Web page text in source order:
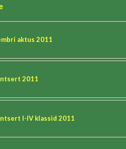
aktus 2011
2011
I-IV klassid 2011